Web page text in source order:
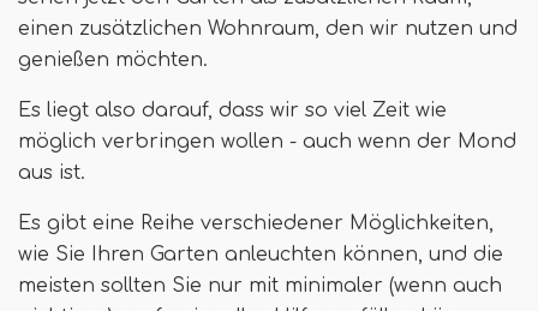
einen zusätzlichen Wohnraum, den wir nutzen und
genießen möchten.
Es liegt also darauf, dass wir so viel Zeit wie
möglich verbringen wollen - auch wenn der Mond
aus ist.
Es gibt eine Reihe verschiedener Möglichkeiten,
wie Sie Ihren Garten anleuchten können, und die
meisten sollten Sie nur mit minimaler (wenn auch